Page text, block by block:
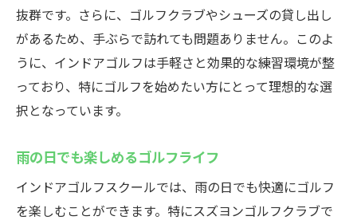
抜群です。さらに、ゴルフクラブやシューズの貸し出し
があるため、手ぶらで訪れても問題ありません。このよ
うに、インドアゴルフは手軽さと効果的な練習環境が整
っており、特にゴルフを始めたい方にとって理想的な選
択となっています。
雨の日でも楽しめるゴルフライフ
インドアゴルフスクールでは、雨の日でも快適にゴルフ
を楽しむことができます。特にスズヨンゴルフクラブで